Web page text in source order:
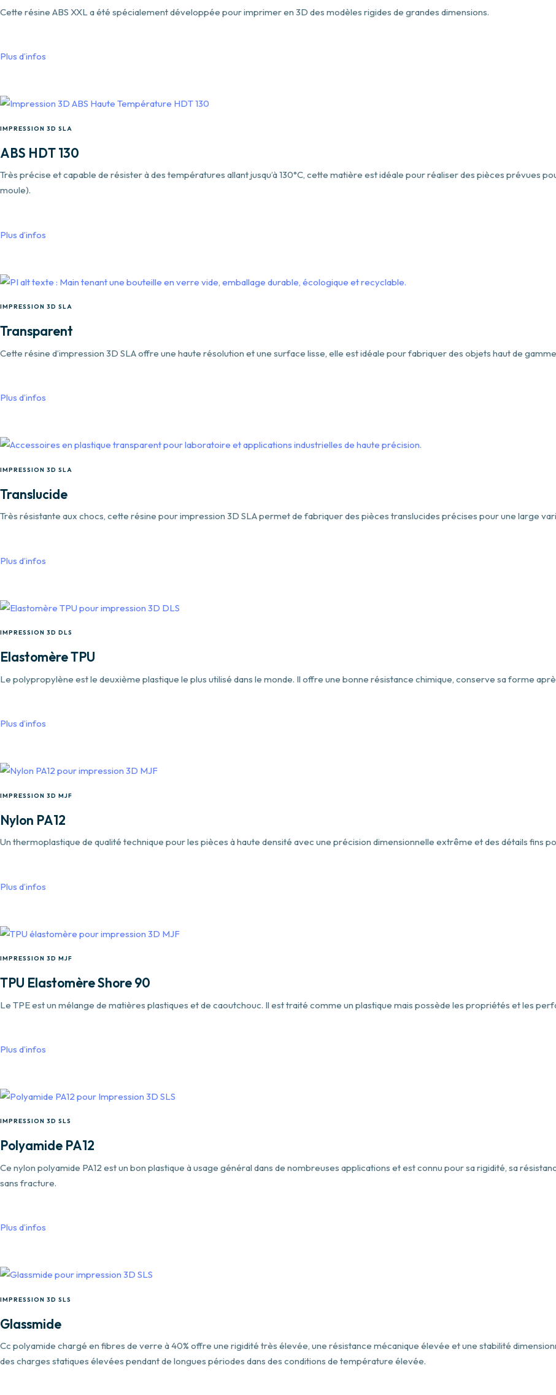
Cette résine ABS XXL a été spécialement développée pour imprimer en 3D des modèles rigides de grandes dimensions.
Plus d’infos
IMPRESSION 3D SLA
ABS HDT 130
Très précise et capable de résister à des températures allant jusqu’à 130°C, cette matière est idéale pour réaliser des pièces prévues
moule).
Plus d’infos
IMPRESSION 3D SLA
Transparent
Cette résine d’impression 3D SLA offre une haute résolution et une surface lisse, elle est idéale pour fabriquer des objets haut de
Plus d’infos
IMPRESSION 3D SLA
Translucide
Très résistante aux chocs, cette résine pour impression 3D SLA permet de fabriquer des pièces translucides précises pour une large
Plus d’infos
IMPRESSION 3D DLS
Elastomère TPU
Le polypropylène est le deuxième plastique le plus utilisé dans le monde. Il offre une bonne résistance chimique, conserve sa forme
Plus d’infos
IMPRESSION 3D MJF
Nylon PA12
Un thermoplastique de qualité technique pour les pièces à haute densité avec une précision dimensionnelle extrême et des détails fins
Plus d’infos
IMPRESSION 3D MJF
TPU Elastomère Shore 90
Le TPE est un mélange de matières plastiques et de caoutchouc. Il est traité comme un plastique mais possède les propriétés et les
Plus d’infos
IMPRESSION 3D SLS
Polyamide PA12
Ce nylon polyamide PA12 est un bon plastique à usage général dans de nombreuses applications et est connu pour sa rigidité, sa
sans fracture.
Plus d’infos
IMPRESSION 3D SLS
Glassmide
Cc polyamide chargé en fibres de verre à 40% offre une rigidité très élevée, une résistance mécanique élevée et une stabilité
des charges statiques élevées pendant de longues périodes dans des conditions de température élevée.